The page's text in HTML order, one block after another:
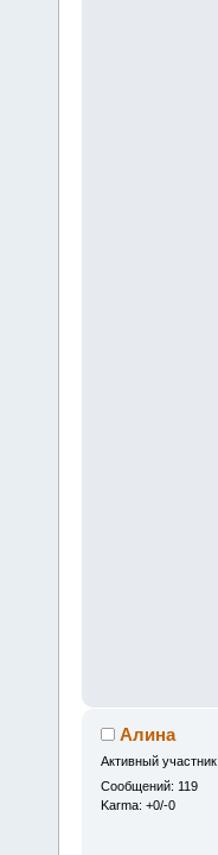
Алина
Активный участник
Сообщений: 119
Karma: +0/-0